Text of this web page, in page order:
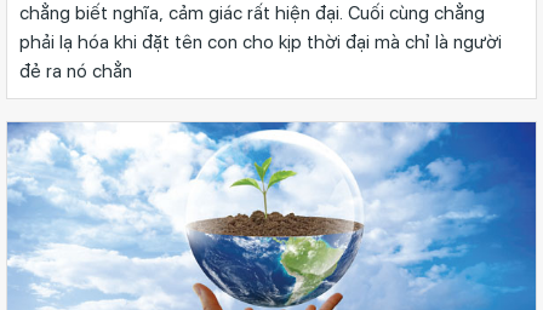
chẳng biết nghĩa, cảm giác rất hiện đại. Cuối cùng chẳng
phải lạ hóa khi đặt tên con cho kịp thời đại mà chỉ là người
đẻ ra nó chẳn